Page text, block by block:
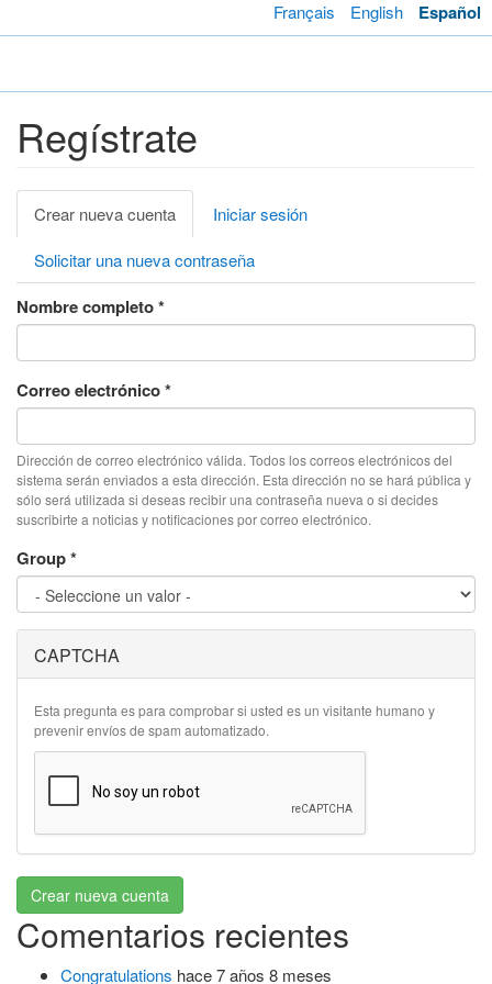
al
Français English Español
Regístrate
Solapas
principales
Crear nueva cuenta (solapa
activa)
Iniciar sesión
Solicitar una nueva contraseña
Nombre completo*
Correo electrónico*
Dirección de correo electrónico válida. Todos los correos electrónicos del
sistema serán enviados a esta dirección. Esta dirección no se hará pública y
sólo será utilizada si deseas recibir una contraseña nueva o si decides
suscribirte a noticias y notificaciones por correo electrónico.
Group*
CAPTCHA
Esta pregunta es para comprobar si usted es un visitante humano y
prevenir envíos de spam automatizado.
Crear nueva cuenta
Comentarios recientes
Congratulations hace 7 años 8 meses